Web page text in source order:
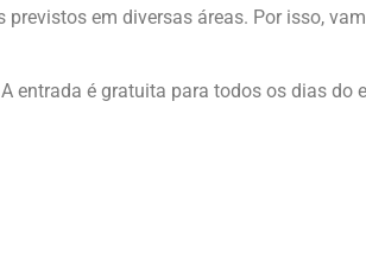
previstos em diversas áreas. Por isso,
é gratuita para todos os dias do